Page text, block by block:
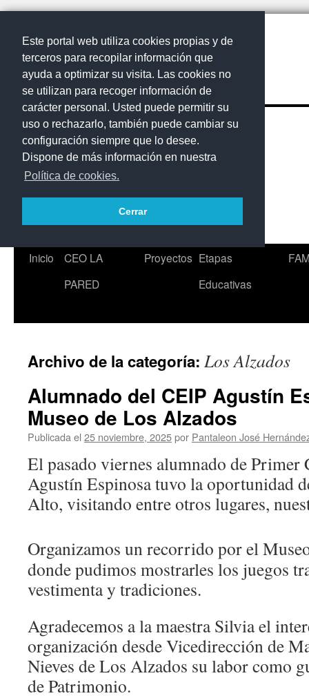
Este portal web utiliza cookies propias y de
terceros para recopilar información que
ayuda a optimizar su visita. Las cookies no
se utilizan para recoger información de
carácter personal. Usted puede permitir su
uso o rechazarlo, también puede cambiar su
configuración siempre que lo desee.
Dispone de más información en nuestra
Política de cookies.
Cerrar
Saltar
Inicio
CEO LA
PARED
Proyectos Etapas
Educativas
Archivo de la categoría: Los Alzados
Alumnado del CEIP Agustín
Museo de Los Alzados
Publicada el 25 noviembre, 2025por Pantaleon José
El pasado viernes alumnado de
Agustín Espinosa tuvo la oportunidad
Alto, visitando entre otros lugares,
Organizamos un recorrido por el
donde pudimos mostrarles los juegos
vestimenta y tradiciones.
Agradecemos a la maestra Silvia el
organización desde Vicedirección de
Nieves de Los Alzados su labor como
de Patrimonio.